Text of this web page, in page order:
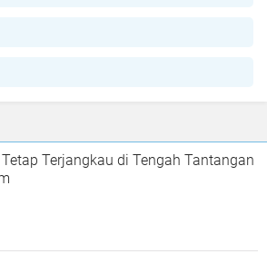
Terjangkau di Tengah Tantangan